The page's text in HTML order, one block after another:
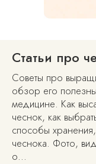
Статьи про
Советы про
обзор его
медицине. Как
чеснок, как
способы
чеснока. Фото,
о...